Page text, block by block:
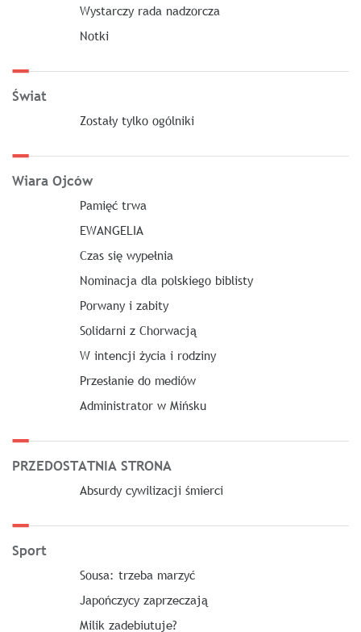
Wystarczy rada nadzorcza
Notki
Świat
Zostały tylko ogólniki
Wiara Ojców
Pamięć trwa
EWANGELIA
Czas się wypełnia
Nominacja dla polskiego biblisty
Porwany i zabity
Solidarni z Chorwacją
W intencji życia i rodziny
Przesłanie do mediów
Administrator w Mińsku
PRZEDOSTATNIA STRONA
Absurdy cywilizacji śmierci
Sport
Sousa: trzeba marzyć
Japończycy zaprzeczają
Milik zadebiutuje?